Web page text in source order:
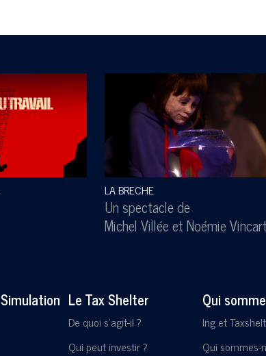
LA BRECHE
Un spectacle de
Michel VilléeetNoémie Vincart
Simulation Le Tax Shelter
De quoi s'agit-il ?
Qui peut investir ?
Qui
Ing et
Qui sommes-